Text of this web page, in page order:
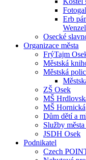
Erb
Osecké
Organizace města
FrýTajm
Městská
Městská
ZŠ Osek
MŠ
MŠ Hornická
Dům dětí a
Služby města
JSDH Osek
Podnikatel
Czech